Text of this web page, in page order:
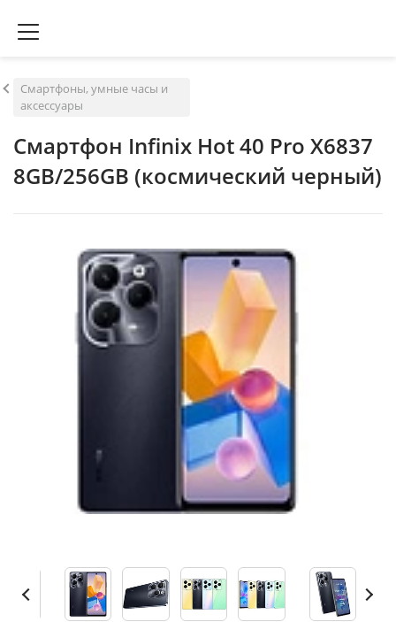
Смартфоны, умные часы и
аксессуары
Смартфон Infinix Hot 40 Pro X6837
8GB/256GB (космический черный)